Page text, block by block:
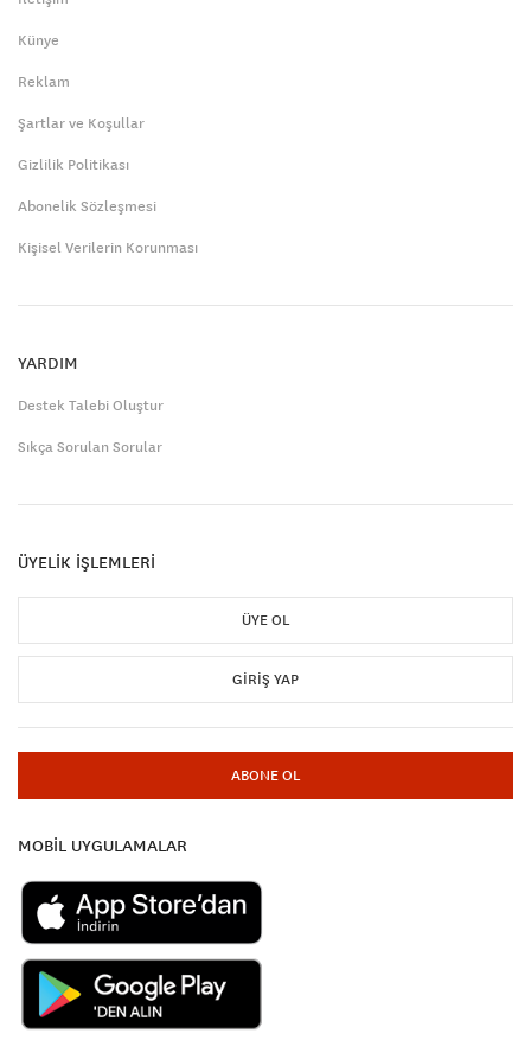
Künye
Reklam
Şartlar ve Koşullar
Gizlilik Politikası
Abonelik Sözleşmesi
Kişisel Verilerin Korunması
YARDIM
Destek Talebi Oluştur
Sıkça Sorulan Sorular
ÜYELİK İŞLEMLERİ
ÜYE OL
GIRIŞ YAP
ABONE OL
MOBİL UYGULAMALAR